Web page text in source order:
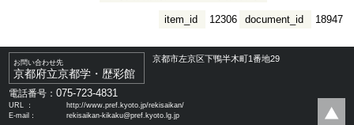
document_id 18947
item_id 12306
お問い合わせ先
京都府立京都学・歴彩館
京都市左京区下鴨半木町1番地29
電話番号：075-723-4831
URL ：
http://www.pref.kyoto.jp/rekisaikan/
E-mail：
rekisaikan-kikaku@pref.kyoto.lg.jp